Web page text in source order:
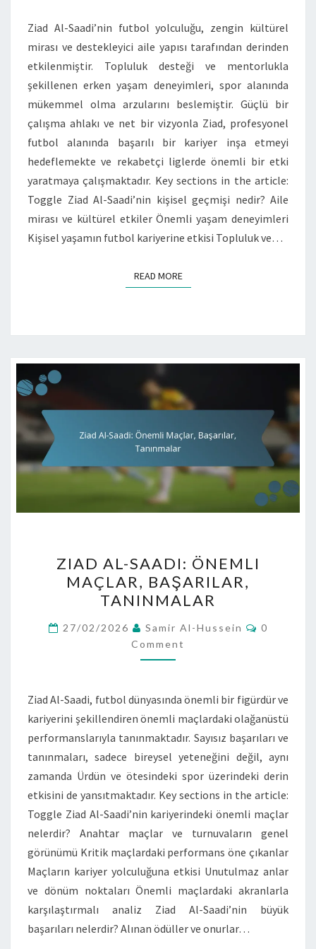
HEDEFLERI
Ziad Al-Saadi’nin futbol yolculuğu, zengin kültürel
mirası ve destekleyici aile yapısı tarafından derinden
etkilenmiştir. Topluluk desteği ve mentorlukla
şekillenen erken yaşam deneyimleri, spor alanında
mükemmel olma arzularını beslemiştir. Güçlü bir
çalışma ahlakı ve net bir vizyonla Ziad, profesyonel
futbol alanında başarılı bir kariyer inşa etmeyi
hedeflemekte ve rekabetçi liglerde önemli bir etki
yaratmaya çalışmaktadır. Key sections in the article:
Toggle Ziad Al-Saadi’nin kişisel geçmişi nedir? Aile
mirası ve kültürel etkiler Önemli yaşam deneyimleri
Kişisel yaşamın futbol kariyerine etkisi Topluluk ve…
READ MOREREAD MORE
AL-
SAADI:
ÖNEMLI
MAÇLAR,
BAŞARILAR,
TANINMALAR
ZIAD AL-SAADI: ÖNEMLI
MAÇLAR, BAŞARILAR,
TANINMALAR
27/02/2026 Samir Al-Hussein Comments
0
Comment
Ziad Al-Saadi, futbol dünyasında önemli bir figürdür ve
kariyerini şekillendiren önemli maçlardaki olağanüstü
performanslarıyla tanınmaktadır. Sayısız başarıları ve
tanınmaları, sadece bireysel yeteneğini değil, aynı
zamanda Ürdün ve ötesindeki spor üzerindeki derin
etkisini de yansıtmaktadır. Key sections in the article:
Toggle Ziad Al-Saadi’nin kariyerindeki önemli maçlar
nelerdir? Anahtar maçlar ve turnuvaların genel
görünümü Kritik maçlardaki performans öne çıkanlar
Maçların kariyer yolculuğuna etkisi Unutulmaz anlar
ve dönüm noktaları Önemli maçlardaki akranlarla
karşılaştırmalı analiz Ziad Al-Saadi’nin büyük
başarıları nelerdir? Alınan ödüller ve onurlar…